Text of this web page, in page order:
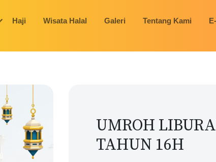
Haji Wisata Halal Galeri Tentang Kami
UMROH
TAHUN 16H